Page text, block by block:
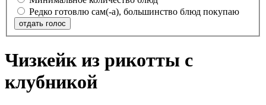
Редко готовлю сам(-а), большинство блюд покупаю
отдать голос
Чизкейк из рикотты с
клубникой